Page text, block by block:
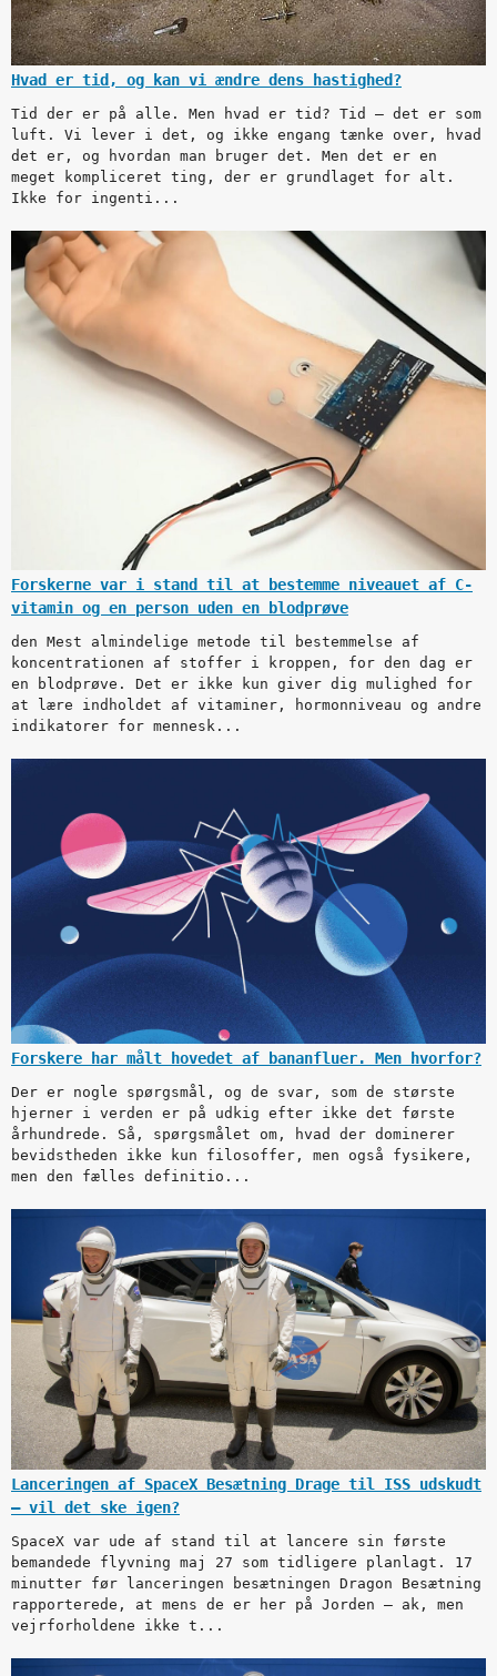
Hvad er tid, og kan vi ændre dens hastighed?
Tid der er på alle. Men hvad er tid? Tid — det er som
luft. Vi lever i det, og ikke engang tænke over, hvad
det er, og hvordan man bruger det. Men det er en
meget kompliceret ting, der er grundlaget for alt.
Ikke for ingenti...
Forskerne var i stand til at bestemme niveauet af C-
vitamin og en person uden en blodprøve
den Mest almindelige metode til bestemmelse af
koncentrationen af stoffer i kroppen, for den dag er
en blodprøve. Det er ikke kun giver dig mulighed for
at lære indholdet af vitaminer, hormonniveau og andre
indikatorer for mennesk...
Forskere har målt hovedet af bananfluer. Men hvorfor?
Der er nogle spørgsmål, og de svar, som de største
hjerner i verden er på udkig efter ikke det første
århundrede. Så, spørgsmålet om, hvad der dominerer
bevidstheden ikke kun filosoffer, men også fysikere,
men den fælles definitio...
Lanceringen af SpaceX Besætning Drage til ISS udskudt
— vil det ske igen?
SpaceX var ude af stand til at lancere sin første
bemandede flyvning maj 27 som tidligere planlagt. 17
minutter før lanceringen besætningen Dragon Besætning
rapporterede, at mens de er her på Jorden — ak, men
vejrforholdene ikke t...